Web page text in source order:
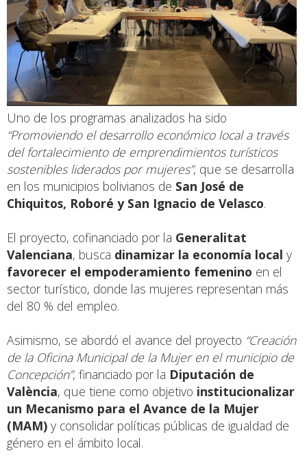
Uno de los programas analizados ha sido
“Promoviendo el desarrollo económico local a través
del fortalecimiento de emprendimientos turísticos
sostenibles liderados por mujeres”, que se desarrolla
en los municipios bolivianos de San José de
Chiquitos, Roboré y San Ignacio de Velasco.
El proyecto, cofinanciado por la Generalitat
Valenciana, busca dinamizar la economía local y
favorecer el empoderamiento femenino en el
sector turístico, donde las mujeres representan más
del 80 % del empleo.
Asimismo, se abordó el avance del proyecto “Creación
de la Oficina Municipal de la Mujer en el municipio de
Concepción”, financiado por la Diputación de
València, que tiene como objetivo institucionalizar
un Mecanismo para el Avance de la Mujer
(MAM) y consolidar políticas públicas de igualdad de
género en el ámbito local.